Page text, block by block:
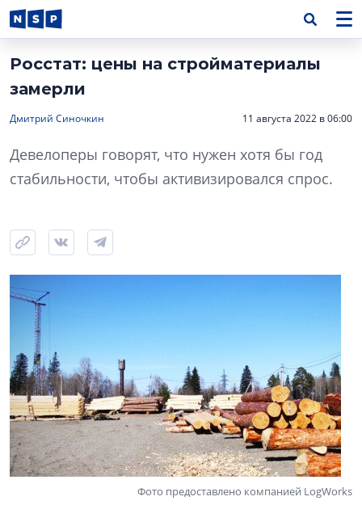
Росстат: цены на стройматериалы
замерли
Дмитрий Синочкин 11 августа 2022 в 06:00
Девелоперы говорят, что нужен хотя бы год
стабильности, чтобы активизировался спрос.
Фото предоставлено компанией LogWorks